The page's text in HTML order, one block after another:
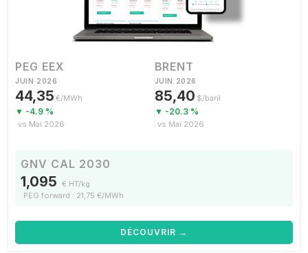
PEG EEX
JUIN 2026
44,35 €/MWh
▼ -4.9 %
vs Mai 2026
BRENT
JUIN 2026
85,40 $/baril
▼ -20.3 %
vs Mai 2026
GNV CAL 2030
1,095 € HT/kg
PEG forward : 21,75 €/MWh
DÉCOUVRIR →